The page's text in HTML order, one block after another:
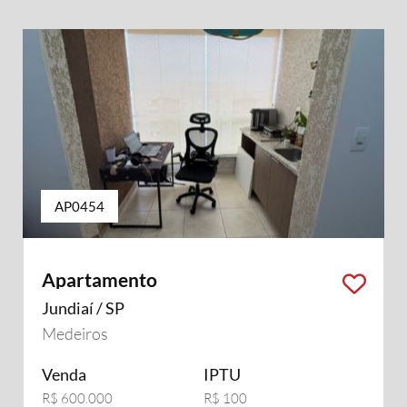
AP0454
Apartamento
Jundiaí / SP
Medeiros
Venda
R$ 600.000
IPTU
R$ 100